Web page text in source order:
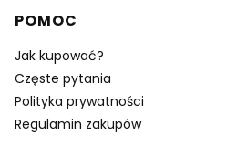
POMOC
Jak kupować?
Częste pytania
Polityka prywatności
Regulamin zakupów